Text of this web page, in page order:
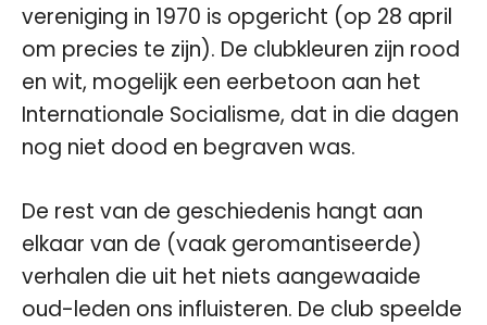
vereniging in 1970 is opgericht (op 28 april
om precies te zijn). De clubkleuren zijn rood
en wit, mogelijk een eerbetoon aan het
Internationale Socialisme, dat in die dagen
nog niet dood en begraven was.
De rest van de geschiedenis hangt aan
elkaar van de (vaak geromantiseerde)
verhalen die uit het niets aangewaaide
oud-leden ons influisteren. De club speelde